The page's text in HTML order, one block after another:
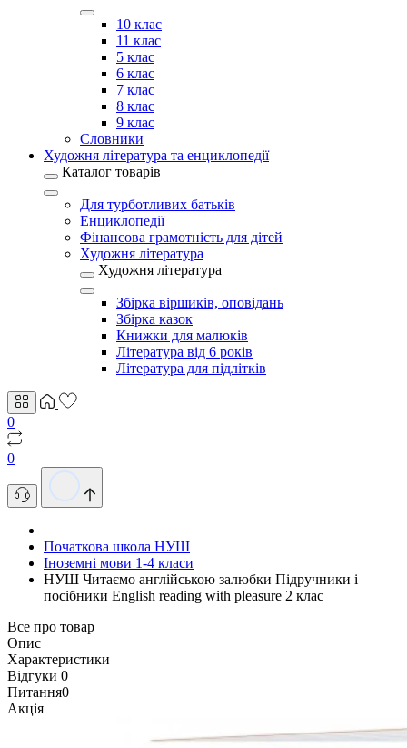
10 клас
11 клас
5 клас
6 клас
7 клас
8 клас
9 клас
Словники
Художня література та енциклопедії
Каталог товарів
Для турботливих батьків
Енциклопедії
Фінансова грамотність для дітей
Художня література
Художня література
Збірка віршиків, оповідань
Збірка казок
Книжки для малюків
Література від 6 років
Література для підлітків
0
0
Початкова школа НУШ
Іноземні мови 1-4 класи
НУШ Читаємо англійською залюбки Пiдручники i
посiбники English reading with pleasure 2 клас
Все про товар
Опис
Характеристики
Відгуки 0
Питання0
Акція